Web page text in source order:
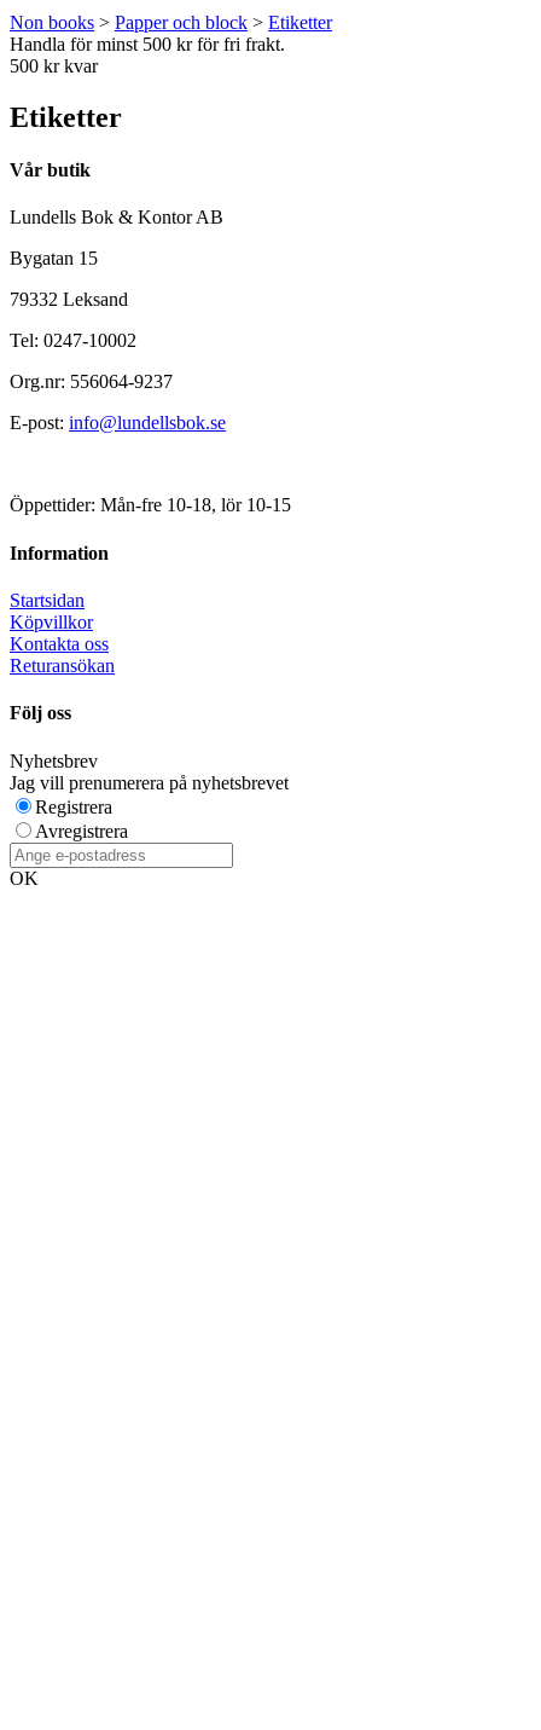
Non books > Papper och block > Etiketter
Handla för minst 500 kr för fri frakt.
500 kr kvar
Etiketter
Vår butik
Lundells Bok & Kontor AB
Bygatan 15
79332 Leksand
Tel: 0247-10002
Org.nr: 556064-9237
E-post: info@lundellsbok.se
Öppettider: Mån-fre 10-18, lör 10-15
Information
Startsidan
Köpvillkor
Kontakta oss
Returansökan
Följ oss
Nyhetsbrev
Jag vill prenumerera på nyhetsbrevet
Registrera
Avregistrera
OK